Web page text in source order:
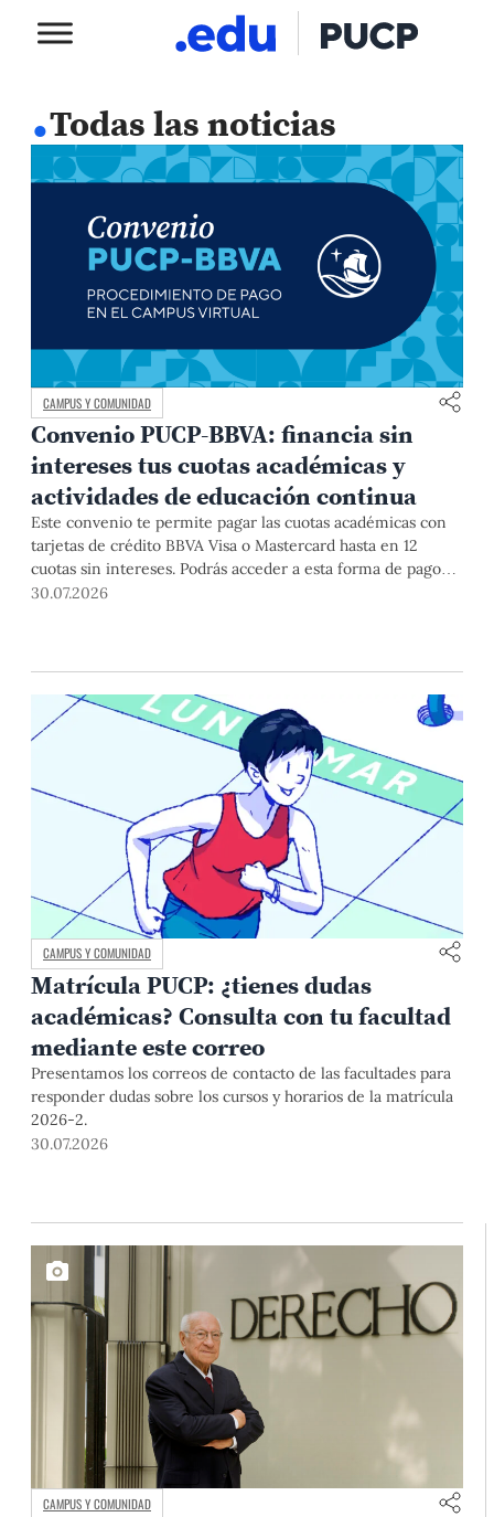
.Todas las noticias
CAMPUS Y COMUNIDAD
Convenio PUCP-BBVA: financia sin
intereses tus cuotas académicas y
actividades de educación continua
Este convenio te permite pagar las cuotas académicas con
tarjetas de crédito BBVA Visa o Mastercard hasta en 12
cuotas sin intereses. Podrás acceder a esta forma de pago
hasta el 31 de diciembre del 2026 para pregrado y posgrado,
30.07.2026
CAMPUS Y COMUNIDAD
Matrícula PUCP: ¿tienes dudas
académicas? Consulta con tu facultad
mediante este correo
Presentamos los correos de contacto de las facultades para
responder dudas sobre los cursos y horarios de la matrícula
2026-2.
30.07.2026
CAMPUS Y COMUNIDAD